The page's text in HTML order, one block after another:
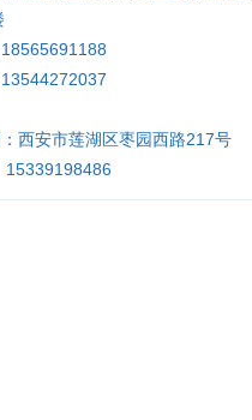
西安市莲湖区枣园西路217号
15339198486